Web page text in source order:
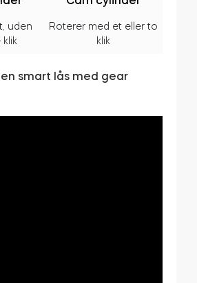
Relay-modul
Tedee GO2
uden
Roterer med et eller to
klik
smart lås med gear